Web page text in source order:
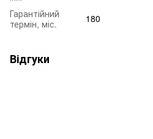
Гарантійний
термін, міс.
180
Відгуки